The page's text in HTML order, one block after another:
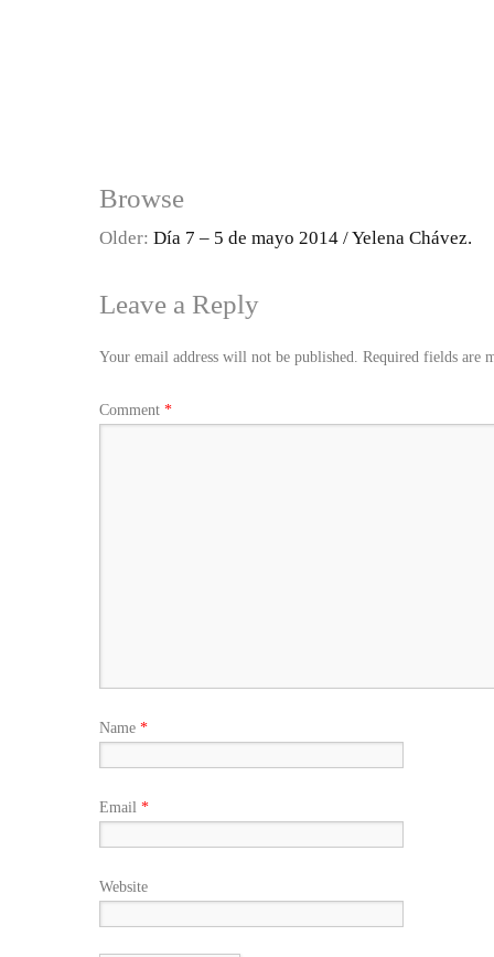
Browse
Older: Día 7 – 5 de mayo 2014 / Yelena Chávez.
Leave a Reply
Your email address will not be published. Required fields are
Comment *
Name *
Email *
Website